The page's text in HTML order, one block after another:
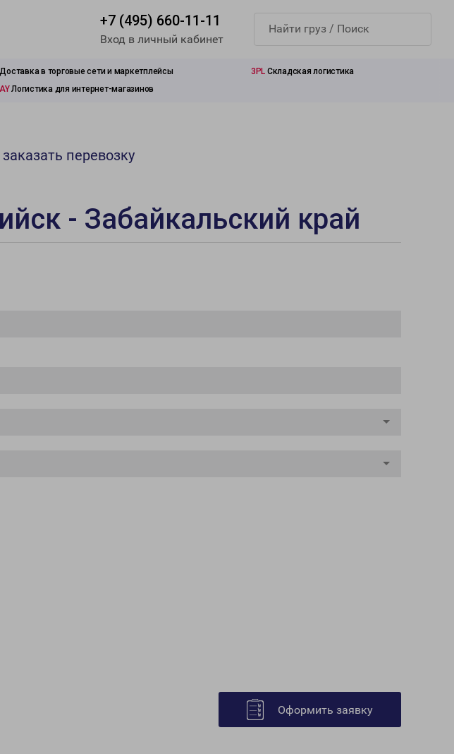
+7 (495) 660-11-11
Вход в личный кабинет
в торговые сети и маркетплейсы 3PL Складская логистика
Логистика для интернет-магазинов
перевозку
- Забайкальский край
Оформить заявку